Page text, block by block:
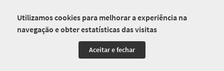
Utilizamos cookies para melhorar a experiência na
navegação e obter estatísticas das visitas
Aceitar e fechar